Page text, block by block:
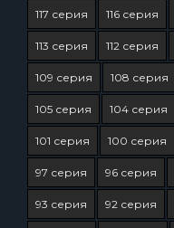
117 серия 116 серия
113 серия 112 серия
109 серия 108 серия
105 серия 104 серия
101 серия 100 серия
97 серия 96 серия
93 серия 92 серия